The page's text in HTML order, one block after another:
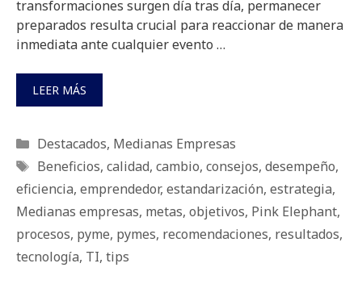
transformaciones surgen día tras día, permanecer
preparados resulta crucial para reaccionar de manera
inmediata ante cualquier evento …
LEER MÁS
Categorías
Destacados, Medianas Empresas
Etiquetas
Beneficios, calidad, cambio, consejos, desempeño,
eficiencia, emprendedor, estandarización, estrategia,
Medianas empresas, metas, objetivos, Pink Elephant,
procesos, pyme, pymes, recomendaciones, resultados,
tecnología, TI, tips